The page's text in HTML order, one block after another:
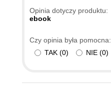
Opinia dotyczy produktu:
ebook
Czy opinia była pomocna:
TAK (0) NIE (0)